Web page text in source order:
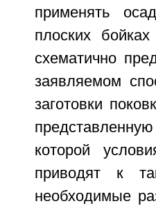
применять
плоских
схематично
заявляемом
заготовки
которой
приводят к
необходимые